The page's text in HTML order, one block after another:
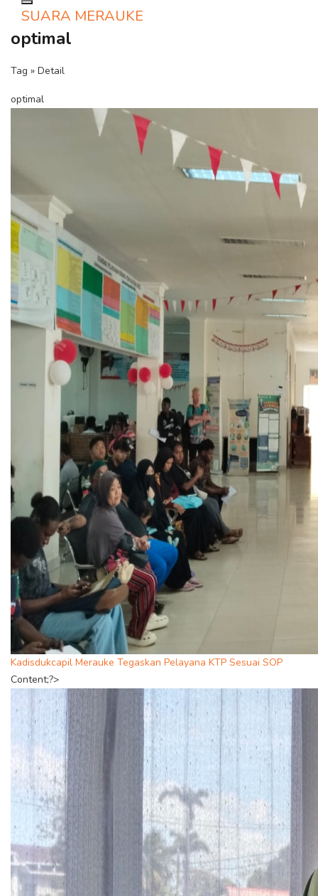
Toggle navigation
SUARA MERAUKE
optimal
Tag » Detail
optimal
Kadisdukcapil Merauke Tegaskan Pelayana KTP Sesuai SOP
Content;?>